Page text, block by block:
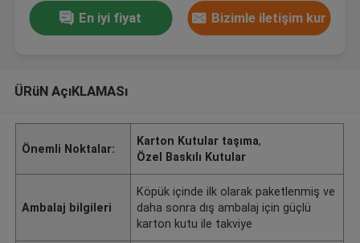
En iyi fiyat Bizimle iletişim kur
ÜRüN AçıKLAMASı
Önemli Noktalar:
Karton Kutular taşıma,
Özel Baskılı Kutular
Ambalaj bilgileri
Köpük içinde ilk olarak paketlenmiş ve
daha sonra dış ambalaj için güçlü
karton kutu ile takviye